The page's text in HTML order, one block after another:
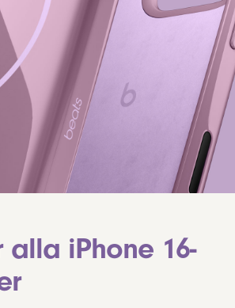
alla iPhone 16-